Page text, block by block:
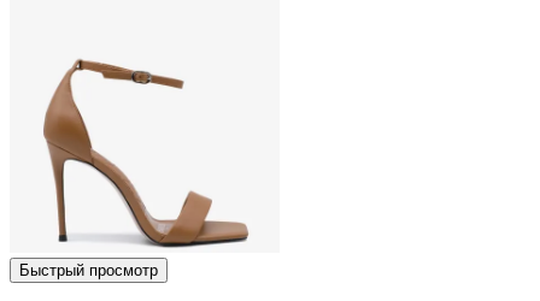
Быстрый просмотр